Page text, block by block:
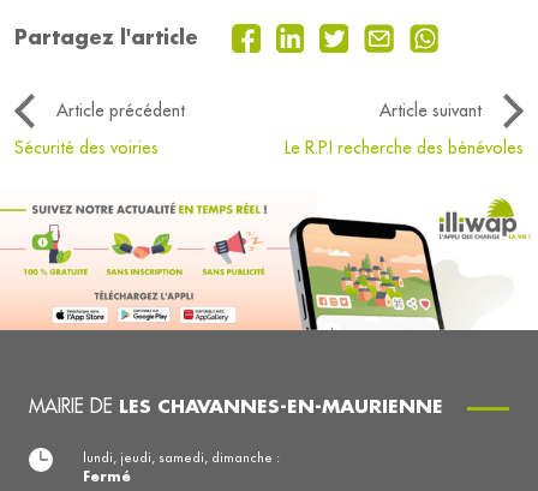
Partagez l'article
Article précédent
Article suivant
Sécurité des voiries
Le R.P.I recherche des bénévoles
MAIRIE DE LES CHAVANNES-EN-MAURIENNE
lundi, jeudi, samedi, dimanche :
Fermé